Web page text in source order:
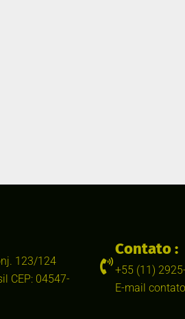
123/124
CEP: 04547-
Contato :
+55 (11)
E-mail